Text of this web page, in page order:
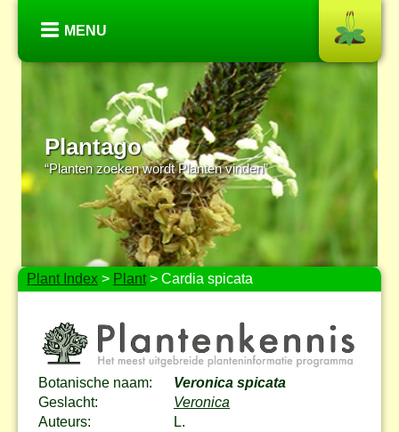
MENU
Plantago
“Planten zoeken wordt Planten vinden”
Plant Index > Plant> Cardia spicata
Botanische naam:
Veronica spicata
Geslacht:
Veronica
Auteurs:
L.